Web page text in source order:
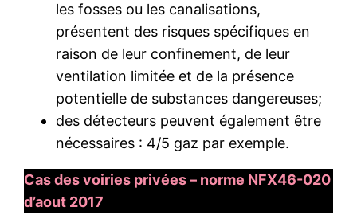
les fosses ou les canalisations,
présentent des risques spécifiques en
raison de leur confinement, de leur
ventilation limitée et de la présence
potentielle de substances dangereuses;
des détecteurs peuvent également être
nécessaires : 4/5 gaz par exemple.
Cas des voiries privées – norme NFX46-020
d’aout 2017